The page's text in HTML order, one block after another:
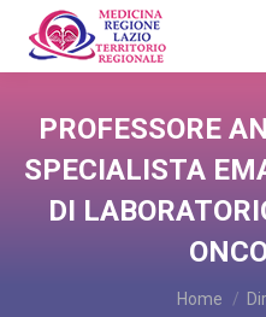
PROFESSORE
SPECIALISTA
DI
Home